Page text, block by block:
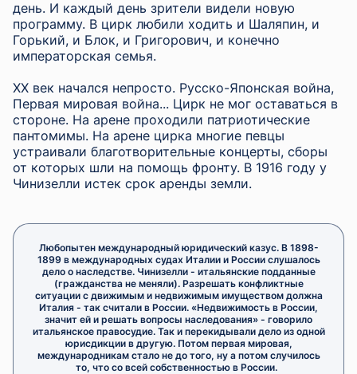
день. И каждый день зрители видели новую
программу. В цирк любили ходить и Шаляпин, и
Горький, и Блок, и Григорович, и конечно
императорская семья.
ⅩⅩ век начался непросто. Русско-Японская война,
Первая мировая война... Цирк не мог оставаться в
стороне. На арене проходили патриотические
пантомимы. На арене цирка многие певцы
устраивали благотворительные концерты, сборы
от которых шли на помощь фронту. В 1916 году у
Чинизелли истек срок аренды земли.
Любопытен международный юридический казус. В 1898-
1899 в международных судах Италии и России слушалось
дело о наследстве. Чинизелли - итальянские подданные
(гражданства не меняли). Разрешать конфликтные
ситуации с движимым и недвижимым имуществом должна
Италия - так считали в России. «Недвижимость в России,
значит ей и решать вопросы наследования» - говорило
итальянское правосудие. Так и перекидывали дело из одной
юрисдикции в другую. Потом первая мировая,
международникам стало не до того, ну а потом случилось
то, что со всей собственностью в России.